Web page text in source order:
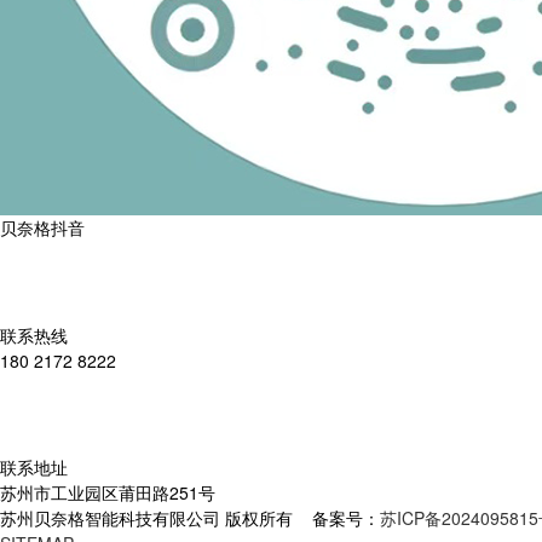
贝奈格抖音
联系热线
180 2172 8222
联系地址
苏州市工业园区莆田路251号
苏州贝奈格智能科技有限公司 版权所有 备案号： 苏ICP备